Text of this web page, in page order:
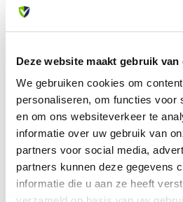
Deze website maakt gebruik van
We gebruiken cookies om
personaliseren, om functies voor
en om ons websiteverkeer te
informatie over uw gebruik van
partners voor social media,
partners kunnen deze gegevens
informatie die u aan ze heeft
Heb je vragen over dit
Of heb je hulp nodig bij je
met onze klantenservice. We
info@allesveilig.nl
+31 (0) 6 82095086